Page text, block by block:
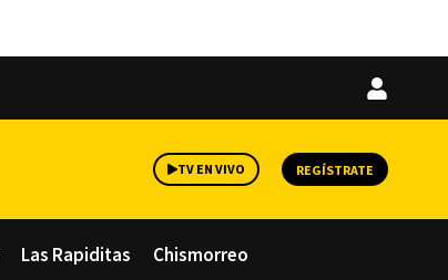
Iniciar
TV EN VIVO REGÍSTRATE
Las Rapiditas Chismorreo